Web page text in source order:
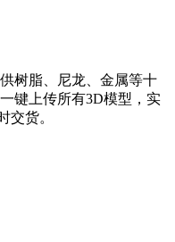
树脂、尼龙、金属等十
键上传所有3D模型，实
交货。